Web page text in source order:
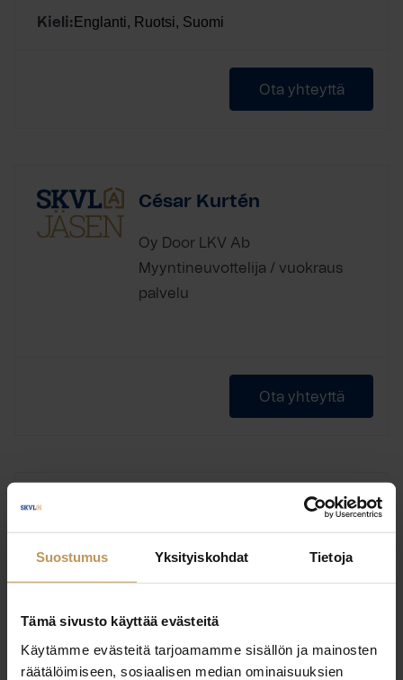
Suostumus Yksityiskohdat Tietoja
Tämä sivusto käyttää evästeitä
Käytämme evästeitä tarjoamamme sisällön ja mainosten
räätälöimiseen, sosiaalisen median ominaisuuksien
Kieli: Englanti, Ruotsi, Suomi
Ota yhteyttä
César Kurtén
Oy Door LKV Ab
Myyntineuvottelija / vuokraus
palvelu
Ota yhteyttä
Oy Door LKV Ab
Koulutus: Laillistettu kiinteistönvälittäjä